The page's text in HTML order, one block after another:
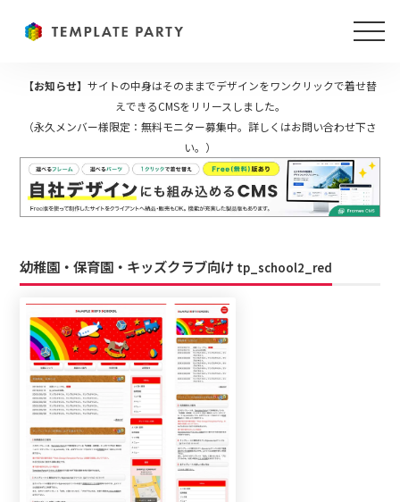
【お知らせ】 サイトの中身はそのままでデザインをワンクリックで着せ替
えできるCMSをリリースしました。
（永久メンバー様限定：無料モニター募集中。詳しくはお問い合わせ下さ
い。）
幼稚園・保育園・キッズクラブ向け tp_school2_red